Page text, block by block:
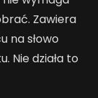
Zawiera
na słowo
Nie działa to